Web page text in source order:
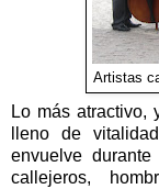
Artistas
Lo más atractivo,
lleno de
envuelve
callejeros,